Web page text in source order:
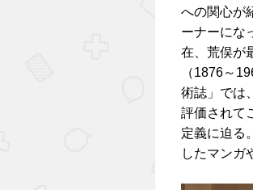
への関心が
ーナーにな
在、荒俣が
（1876～
術誌」では
評価されて
定義に迫る
したマンガ